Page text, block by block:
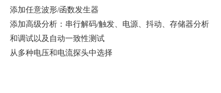
添加任意波形/函数发生器
添加高级分析：串行解码/触发、电源、抖动、存储器分析
和调试以及自动一致性测试
从多种电压和电流探头中选择